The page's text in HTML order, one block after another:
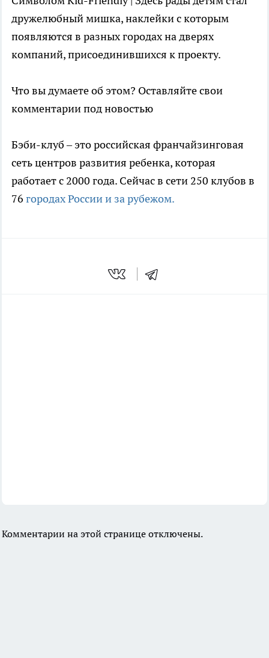
дружелюбный мишка, наклейки с которым
появляются в разных городах на дверях
компаний, присоединившихся к проекту.
Что вы думаете об этом? Оставляйте свои
комментарии под новостью
Бэби-клуб – это российская франчайзинговая
сеть центров развития ребенка, которая
работает с 2000 года. Сейчас в сети 250 клубов в
76 городах России и за рубежом.
Комментарии на этой странице отключены.